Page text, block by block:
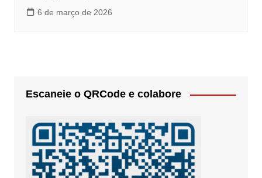
6 de março de 2026
Escaneie o QRCode e colabore